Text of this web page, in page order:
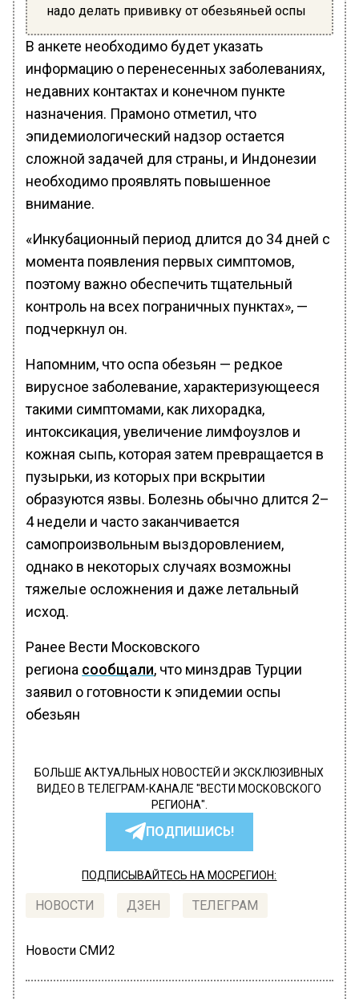
надо делать прививку от обезьяньей оспы
В анкете необходимо будет указать
информацию о перенесенных заболеваниях,
недавних контактах и конечном пункте
назначения. Прамоно отметил, что
эпидемиологический надзор остается
сложной задачей для страны, и Индонезии
необходимо проявлять повышенное
внимание.
«Инкубационный период длится до 34 дней с
момента появления первых симптомов,
поэтому важно обеспечить тщательный
контроль на всех пограничных пунктах», —
подчеркнул он.
Напомним, что оспа обезьян — редкое
вирусное заболевание, характеризующееся
такими симптомами, как лихорадка,
интоксикация, увеличение лимфоузлов и
кожная сыпь, которая затем превращается в
пузырьки, из которых при вскрытии
образуются язвы. Болезнь обычно длится 2–
4 недели и часто заканчивается
самопроизвольным выздоровлением,
однако в некоторых случаях возможны
тяжелые осложнения и даже летальный
исход.
Ранее Вести Московского
региона сообщали, что минздрав Турции
заявил о готовности к эпидемии оспы
обезьян
БОЛЬШЕ АКТУАЛЬНЫХ НОВОСТЕЙ И ЭКСКЛЮЗИВНЫХ
ВИДЕО В ТЕЛЕГРАМ-КАНАЛЕ "ВЕСТИ МОСКОВСКОГО
РЕГИОНА".
ПОДПИШИСЬ!
ПОДПИСЫВАЙТЕСЬ НА МОСРЕГИОН:
НОВОСТИ ДЗЕН ТЕЛЕГРАМ
Новости СМИ2